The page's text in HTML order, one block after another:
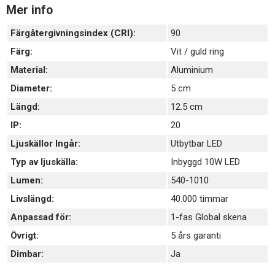
på 90 och lys upp ditt rum med stil.
Mer info
Färgåtergivningsindex (CRI):
90
Färg:
Vit / guld ring
Material:
Aluminium
Diameter:
5 cm
Längd:
12.5 cm
IP:
20
Ljuskällor Ingår:
Utbytbar LED
Typ av ljuskälla:
Inbyggd 10W LED
Lumen:
540-1010
Livslängd:
40.000 timmar
Anpassad för:
1-fas Global skena
Övrigt:
5 års garanti
Dimbar:
Ja